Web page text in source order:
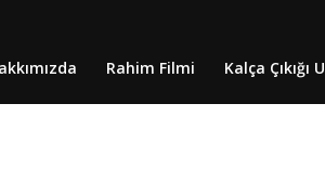
Rahim Filmi Kalça Çıkığı